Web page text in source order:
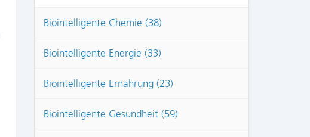
Biointelligente Chemie (38)
Biointelligente Energie (33)
Biointelligente Ernährung (23)
Biointelligente Gesundheit (59)